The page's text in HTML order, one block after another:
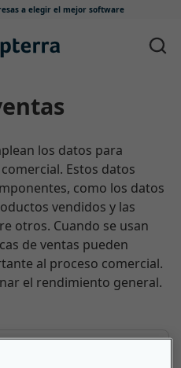
a elegir el mejor software
los datos para
Estos datos
como los datos
vendidos y las
otros. Cuando se usan
de ventas pueden
al proceso comercial.
el rendimiento general.